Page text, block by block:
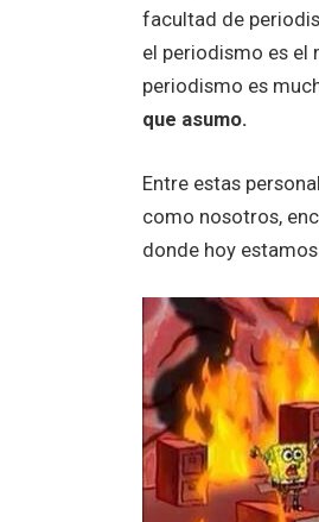
facultad de
el periodismo es el
periodismo es
que asumo.
Entre estas
como nosotros,
donde hoy